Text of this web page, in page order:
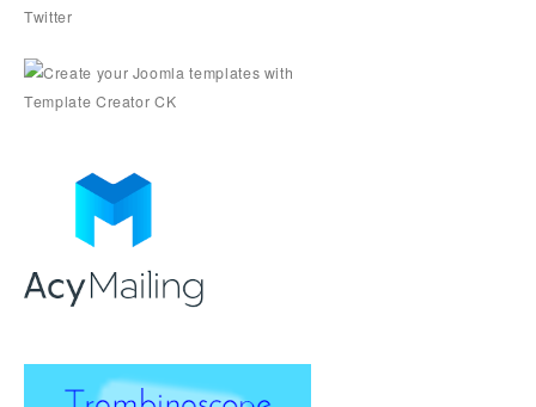
Twitter